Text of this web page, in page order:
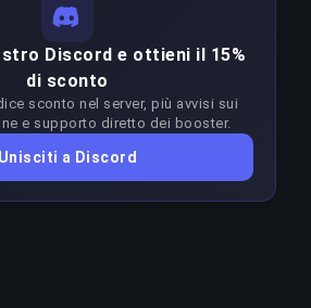
modo costante nella fascia
II richiede un'abilità molto
target. I booster adattano
patch per restare in vantaggio
calo di rendimento prolungato
immediata senza
Discord e ottieni il 15%
di sconto
sconto nel server, più avvisi sui
e supporto diretto dei booster.
Unisciti a Discord